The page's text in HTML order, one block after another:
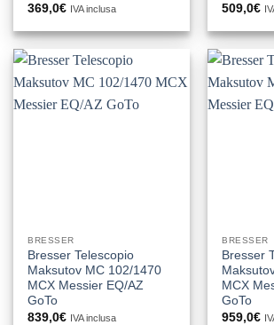
369,0€ IVA inclusa
509,0€
BRESSER
Bresser Telescopio
Maksutov MC 102/1470
MCX Messier EQ/AZ
GoTo
839,0€ IVA inclusa
BRESSER
Bresser
MCX
GoTo
959,0€